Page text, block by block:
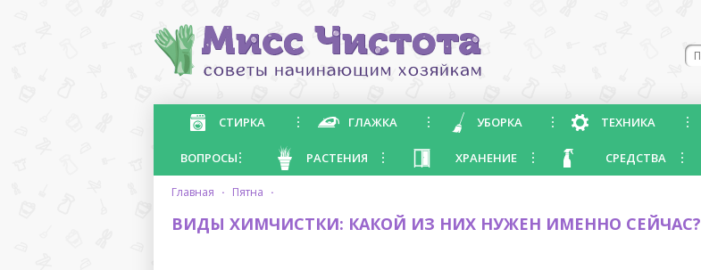
СТИРКА ГЛАЖКА УБОРКА ТЕХНИКА
ВОПРОСЫ РАСТЕНИЯ ХРАНЕНИЕ СРЕДСТВА
главная · пятна ·
ВИДЫ ХИМЧИСТКИ: КАКОЙ ИЗ НИХ НУЖЕН ИМЕННО СЕЙЧАС?